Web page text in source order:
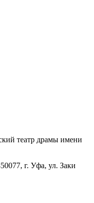
театр драмы имени
г. Уфа, ул. Заки